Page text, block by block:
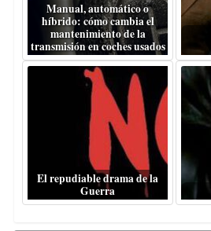
Manual, automático o
híbrido: cómo cambia el
mantenimiento de la
transmisión en coches usados
El repudiable drama de la
Guerra